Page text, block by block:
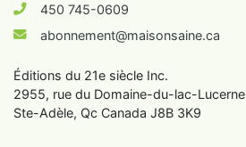
450 745-0609
abonnement@maisonsaine.ca
Éditions du 21e siècle Inc.
2955, rue du Domaine-du-lac-Lucerne
Ste-Adèle, Qc Canada J8B 3K9